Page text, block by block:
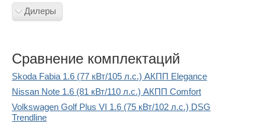
Дилеры
Сравнение комплектаций
Skoda Fabia 1.6 (77 кВт/105 л.с.) АКПП Elegance
Nissan Note 1.6 (81 кВт/110 л.с.) АКПП Comfort
Volkswagen Golf Plus VI 1.6 (75 кВт/102 л.с.) DSG
Trendline